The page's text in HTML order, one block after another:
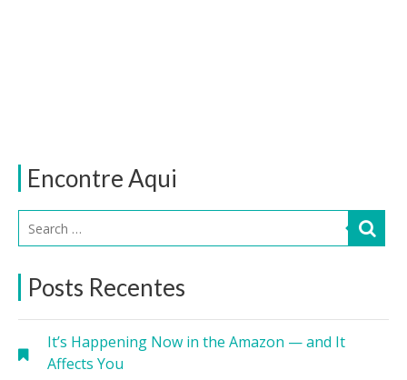
Encontre Aqui
Posts Recentes
It’s Happening Now in the Amazon — and It
Affects You